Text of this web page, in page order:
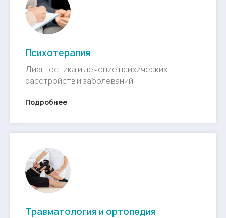
Психотерапия
Диагностика и лечение психических
расстройств и заболеваний
Подробнее
Травматология и ортопедия